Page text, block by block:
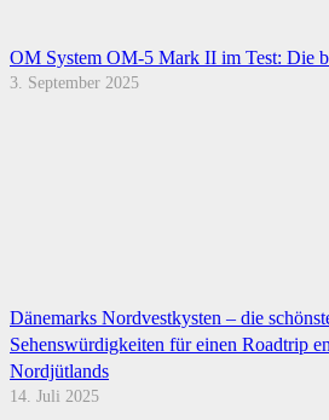
OM System OM-5 Mark II im Test: Die
3. September 2025
Dänemarks Nordvestkysten – die
Sehenswürdigkeiten für einen Roadtrip
Nordjütlands
14. Juli 2025